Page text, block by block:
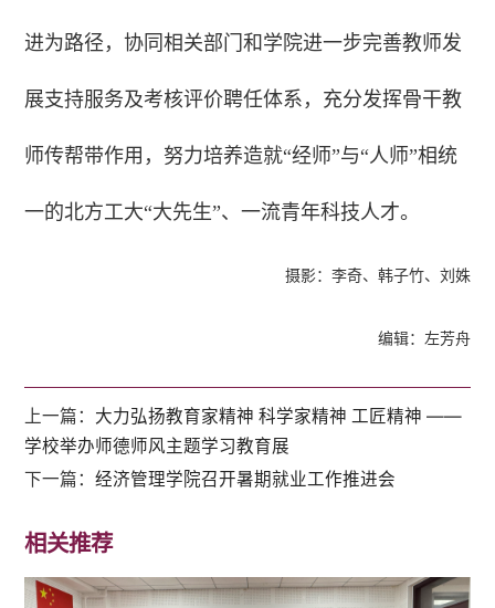
进为路径，协同相关部门和学院进一步完善教师发
展支持服务及考核评价聘任体系，充分发挥骨干教
师传帮带作用，努力培养造就“经师”与“人师”相统
一的北方工大“大先生”、一流青年科技人才。
摄影：李奇、韩子竹、刘姝
编辑：左芳舟
上一篇： 大力弘扬教育家精神 科学家精神 工匠精神 ——
学校举办师德师风主题学习教育展
下一篇：经济管理学院召开暑期就业工作推进会
相关推荐